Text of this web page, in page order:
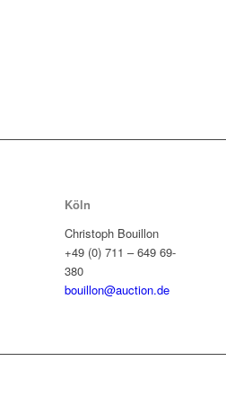
Köln
Christoph Bouillon
+49 (0) 711 – 649 69-
380
bouillon@auction.de